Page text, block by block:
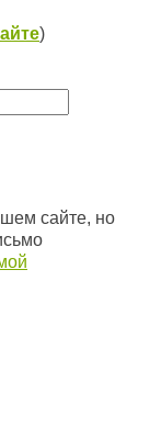
)
сайте, но